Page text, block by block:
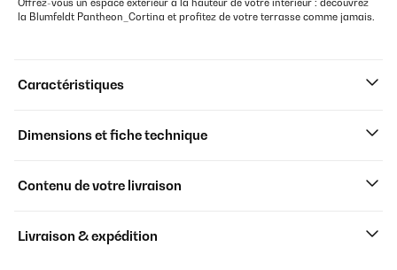
Offrez-vous un espace extérieur à la hauteur de votre intérieur : découvrez
la Blumfeldt Pantheon_Cortina et profitez de votre terrasse comme jamais.
Caractéristiques
Dimensions et fiche technique
Contenu de votre livraison
Livraison & expédition